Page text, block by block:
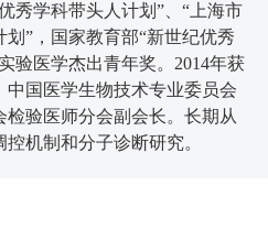
秀学科带头人计划”、“上海市
”，国家教育部“新世纪优秀
验医学杰出青年奖。2014年获
国医学生物技术专业委员会
验医师分会副会长。长期从
机制和分子诊断研究。